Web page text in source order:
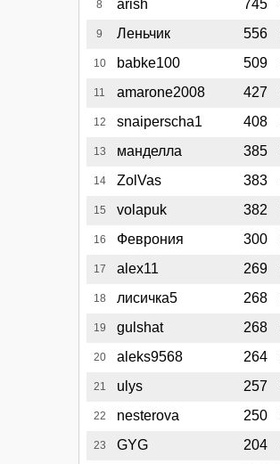
8 arish 745
9 Леньчик 556
10 babke100 509
11 amarone2008 427
12 snaiperscha1 408
13 манделла 385
14 ZolVas 383
15 volapuk 382
16 Феврония 300
17 alex11 269
18 лисичка5 268
19 gulshat 268
20 aleks9568 264
21 ulys 257
22 nesterova 250
23 GYG 204